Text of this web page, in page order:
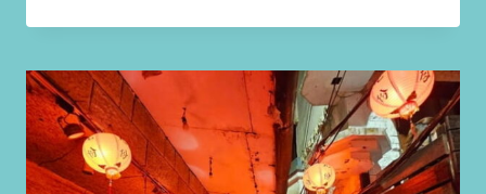
8
HORS
DES
SENTIERS
BATTUS